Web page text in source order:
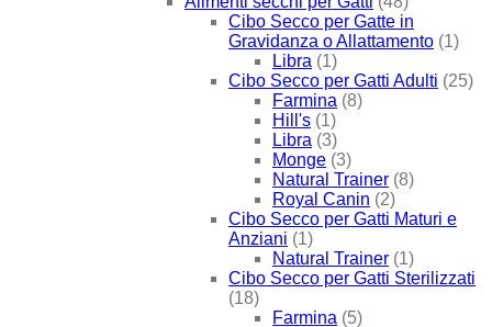
Cibo Secco per Gatte in
Gravidanza o Allattamento (1)
Libra (1)
Cibo Secco per Gatti Adulti (25)
Farmina (8)
Hill's (1)
Libra (3)
Monge (3)
Natural Trainer (8)
Royal Canin (2)
Cibo Secco per Gatti Maturi e
Anziani (1)
Natural Trainer (1)
Cibo Secco per Gatti Sterilizzati
(18)
Farmina (5)